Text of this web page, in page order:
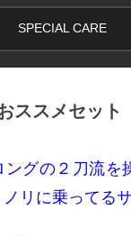
SPECIAL CARE
ススメセット
ングの２刀流を
ノリに乗ってる